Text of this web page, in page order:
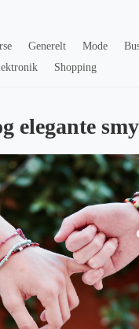
Generelt Mode
Shopping
elegante